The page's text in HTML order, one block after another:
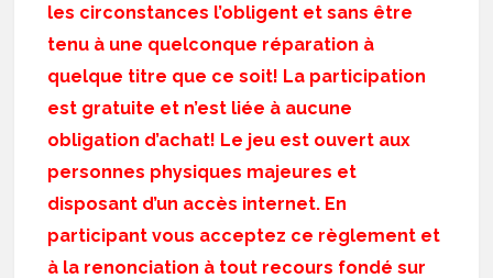
les circonstances l’obligent et sans être
tenu à une quelconque réparation à
quelque titre que ce soit! La participation
est gratuite et n’est liée à aucune
obligation d’achat! Le jeu est ouvert aux
personnes physiques majeures et
disposant d’un accès internet. En
participant vous acceptez ce règlement et
à la renonciation à tout recours fondé sur